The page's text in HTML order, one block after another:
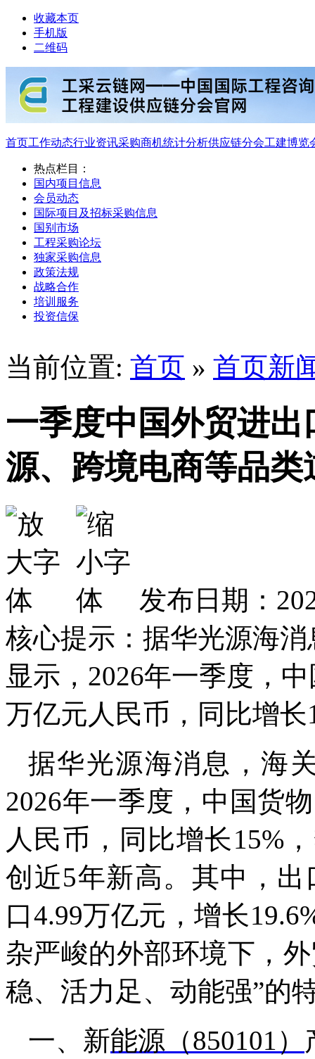
收藏本页
手机版
二维码
首页工作动态行业资讯采购商机统计分析供应链分会工建博览
热点栏目：
国内项目信息
会员动态
国际项目及招标采购信息
国别市场
工程采购论坛
独家采购信息
政策法规
战略合作
培训服务
投资信保
当前位置: 首页 » 首页新
一季度中国外贸进
源、跨境电商等品类
发布日期：
核心提示：据华光源海
显示，2026年一季度，
万亿元人民币，同比增长
据华光源海消息，海
2026年一季度，中国货
人民币，同比增长15%
创近5年新高。其中，出
口4.99万亿元，增长
杂严峻的外部环境下，
稳、活力足、动能强”的
一、新能源（850101）